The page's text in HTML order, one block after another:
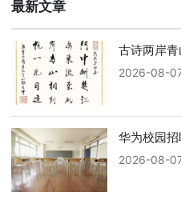
最新文章
古诗两岸
2026-08-
华为校园
2026-08-